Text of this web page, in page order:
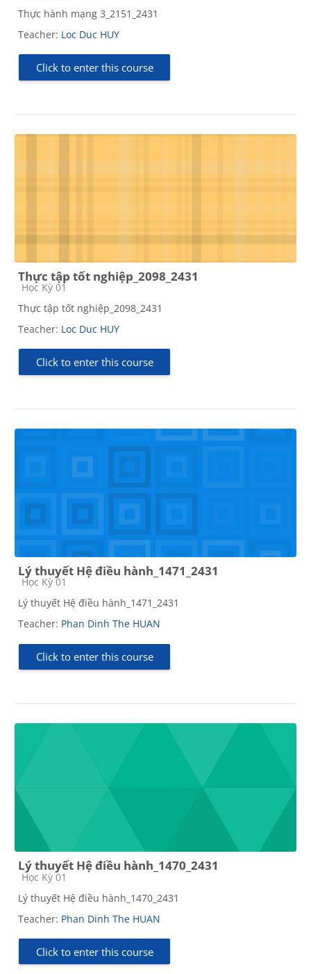
Thực hành mạng 3_2151_2431
Teacher: Loc Duc HUY
Click to enter this course
Thực tập tốt nghiệp_2098_2431
Course category
Học Kỳ 01
Thực tập tốt nghiệp_2098_2431
Teacher: Loc Duc HUY
Click to enter this course
Lý thuyết Hệ điều hành_1471_2431
Course category
Học Kỳ 01
Lý thuyết Hệ điều hành_1471_2431
Teacher: Phan Dinh The HUAN
Click to enter this course
Lý thuyết Hệ điều hành_1470_2431
Course category
Học Kỳ 01
Lý thuyết Hệ điều hành_1470_2431
Teacher: Phan Dinh The HUAN
Click to enter this course